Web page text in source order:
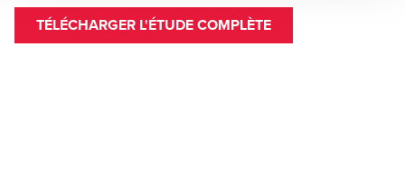
TÉLÉCHARGER L'ÉTUDE COMPLÈTE